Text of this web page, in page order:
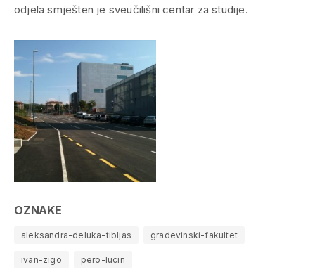
odjela smješten je sveučilišni centar za studije.
OZNAKE
aleksandra-deluka-tibljas gradevinski-fakultet
ivan-zigo pero-lucin